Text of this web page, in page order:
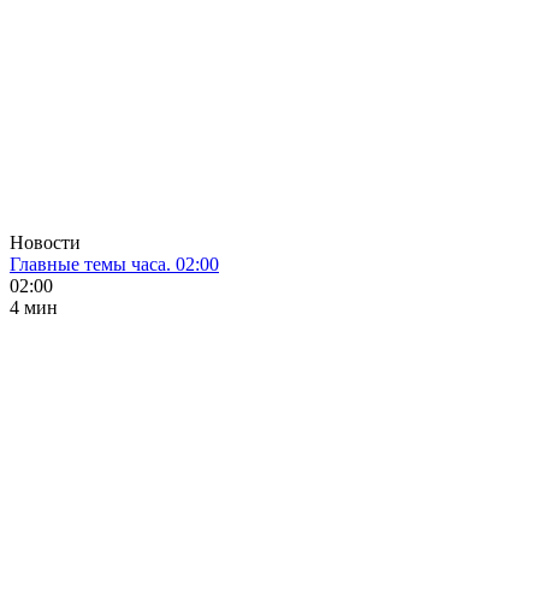
Новости
Главные темы часа. 02:00
02:00
4 мин